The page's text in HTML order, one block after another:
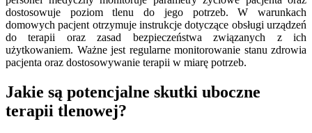
dostosowuje poziom tlenu do jego potrzeb. W warunkach
domowych pacjent otrzymuje instrukcje dotyczące obsługi urządzeń
do terapii oraz zasad bezpieczeństwa związanych z ich
użytkowaniem. Ważne jest regularne monitorowanie stanu zdrowia
pacjenta oraz dostosowywanie terapii w miarę potrzeb.
Jakie są potencjalne skutki uboczne
terapii tlenowej?